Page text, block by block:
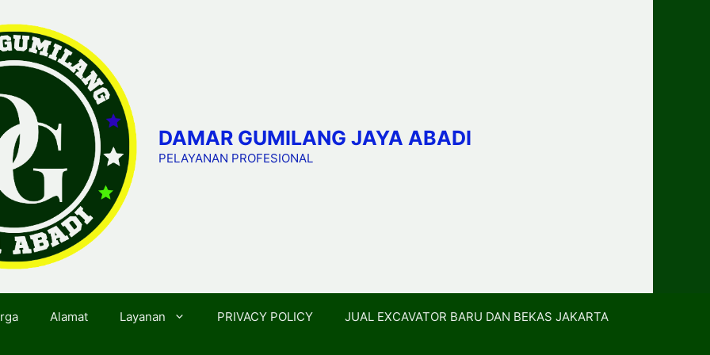
DAMAR GUMILANG JAYA ABADI
PELAYANAN PROFESIONAL
Alamat Layanan PRIVACY POLICY JUAL EXCAVATOR BARU DAN BEKAS JAKARTA